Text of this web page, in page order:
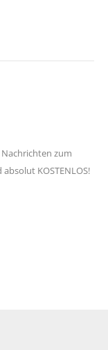
zum
KOSTENLOS!